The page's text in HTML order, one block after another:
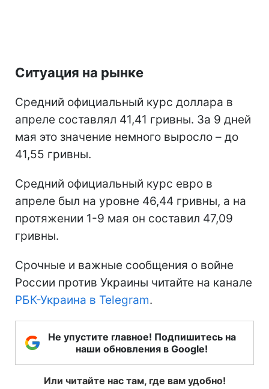
Ситуация на рынке
Средний официальный курс доллара в
апреле составлял 41,41 гривны. За 9 дней
мая это значение немного выросло – до
41,55 гривны.
Средний официальный курс евро в
апреле был на уровне 46,44 гривны, а на
протяжении 1-9 мая он составил 47,09
гривны.
Срочные и важные сообщения о войне
России против Украины читайте на канале
РБК-Украина в Telegram.
Не упустите главное! Подпишитесь на
наши обновления в Google!
Или читайте нас там, где вам удобно!